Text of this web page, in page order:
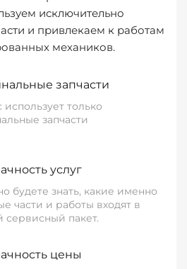
исключительно
и привлекаем к работам
механиков.
запчасти
только
запчасти
услуг
будете знать, какие именно
части и работы входят в
сервисный пакет.
цены